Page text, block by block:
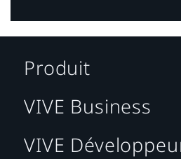
Produit
VIVE Business
VIVE